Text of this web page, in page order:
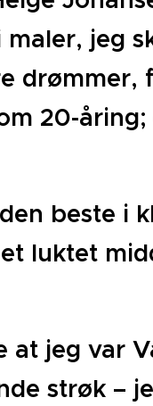
jeg
drømmer,
20-
beste i
luktet
at jeg var
strøk –